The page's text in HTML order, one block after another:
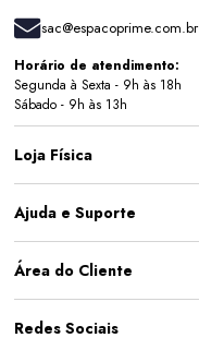
sac@espacoprime.com.br
Horário de atendimento:
Segunda à Sexta - 9h às 18h
Sábado - 9h às 13h
Loja Física
Ajuda e Suporte
Área do Cliente
Redes Sociais